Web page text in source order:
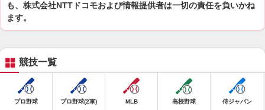
も、株式会社NTTドコモおよび情報提供者は一切の責任を負いかね
ます。
競技一覧
プロ野球 プロ野球(2軍) MLB 高校野球 侍ジャパン